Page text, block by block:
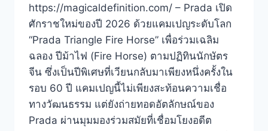
https://magicaldefinition.com/ – Prada เปิด
ศักราชใหม่ของปี 2026 ด้วยแคมเปญระดับโลก
“Prada Triangle Fire Horse” เพื่อร่วมเฉลิม
ฉลอง ปีม้าไฟ (Fire Horse) ตามปฏิทินนักษัตร
จีน ซึ่งเป็นปีพิเศษที่เวียนกลับมาเพียงหนึ่งครั้งใน
รอบ 60 ปี แคมเปญนี้ไม่เพียงสะท้อนความเชื่อ
ทางวัฒนธรรม แต่ยังถ่ายทอดอัตลักษณ์ของ
Prada ผ่านมุมมองร่วมสมัยที่เชื่อมโยงอดีต